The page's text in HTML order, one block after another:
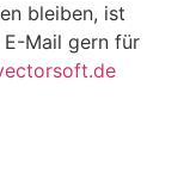
bleiben, ist
Mail gern für